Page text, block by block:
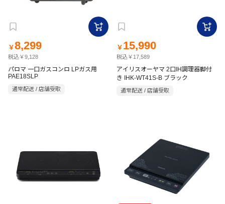
￥8,299
税込￥9,128
パロマ 一口ガスコンロ LPガス用
PAE18SLP
通常配送 / 店舗受取
￥ 15,990
税込￥17,589
アイリスオーヤマ 2口IH調理器脚付
き IHK-WT41S-B ブラック
通常配送 / 店舗受取